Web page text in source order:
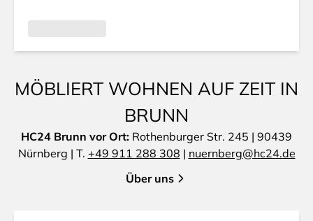
MÖBLIERT WOHNEN AUF ZEIT IN
BRUNN
HC24 Brunn vor Ort: Rothenburger Str. 245 | 90439
Nürnberg | T. +49 911 288 308 | nuernberg@hc24.de
Über uns